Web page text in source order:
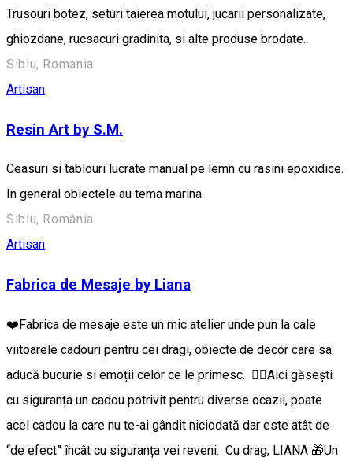
Trusouri botez, seturi taierea motului, jucarii personalizate,
ghiozdane, rucsacuri gradinita, si alte produse brodate.
Sibiu, Romania
Artisan
Resin Art by S.M.
Ceasuri si tablouri lucrate manual pe lemn cu rasini epoxidice.
In general obiectele au tema marina.
Sibiu, România
Artisan
Fabrica de Mesaje by Liana
❤️Fabrica de mesaje este un mic atelier unde pun la cale
viitoarele cadouri pentru cei dragi, obiecte de decor care sa
aducă bucurie si emoții celor ce le primesc. 👉🏼Aici găsești
cu siguranța un cadou potrivit pentru diverse ocazii, poate
acel cadou la care nu te-ai gândit niciodată dar este atât de
“de efect” încât cu siguranța vei reveni. Cu drag, LIANA 🎁Un